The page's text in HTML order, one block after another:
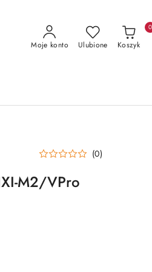
Moje konto Ulubione Koszyk
0
(0)
M2/VPro